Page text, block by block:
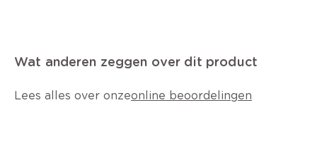
Wat anderen zeggen over dit product
Lees alles over onzeonline beoordelingen